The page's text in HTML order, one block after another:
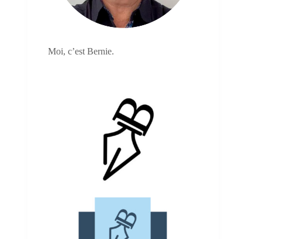
Moi, c’est Bernie.